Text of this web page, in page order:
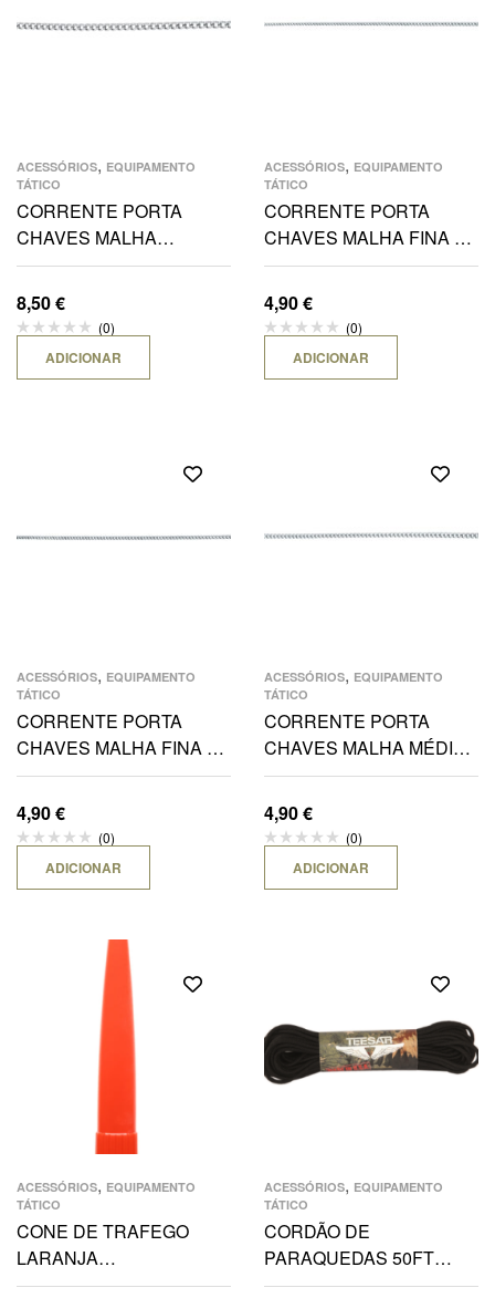
ACESSÓRIOS, EQUIPAMENTO
TÁTICO
CORRENTE PORTA
CHAVES MALHA
GROSSA E MOSQUETÃO
GROSSO
8,50€
(0)
ADICIONAR
ACESSÓRIOS, EQUIPAMENTO
TÁTICO
CORRENTE PORTA
CHAVES MALHA FINA E
MOSQUETÃO ARGOLA
4,90€
(0)
ADICIONAR
ACESSÓRIOS, EQUIPAMENTO
TÁTICO
CORRENTE PORTA
CHAVES MALHA FINA E
MOSQUETÃO FINO
4,90€
(0)
ADICIONAR
ACESSÓRIOS, EQUIPAMENTO
TÁTICO
CORRENTE PORTA
CHAVES MALHA MÉDIA
E MOSQUETÃO MÉDIO
4,90€
(0)
ADICIONAR
ACESSÓRIOS, EQUIPAMENTO
TÁTICO
CONE DE TRAFEGO
LARANJA
P/CADET,M5,E5R,E9,E9R
ACESSÓRIOS, EQUIPAMENTO
TÁTICO
CORDÃO DE
PARAQUEDAS 50FT
ROLO DE 16M